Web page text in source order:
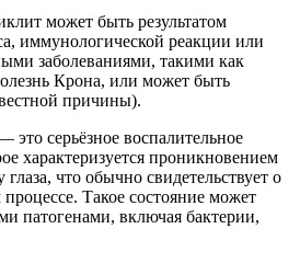
может быть результатом
иммунологической реакции или
заболеваниями, такими как
Крона, или может быть
причины).
серьёзное воспалительное
характеризуется проникновением
что обычно свидетельствует о
Такое состояние может
патогенами, включая бактерии,